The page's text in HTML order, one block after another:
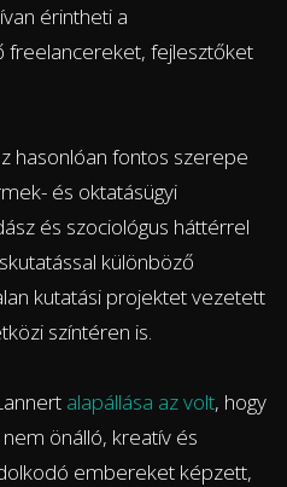
érintheti a
fejlesztőket
hasonlóan fontos szerepe
és oktatásügyi
és szociológus háttérrel
különböző
kutatási projektet vezetett
színtéren is.
alapállása az volt, hogy
önálló, kreatív és
embereket képzett,